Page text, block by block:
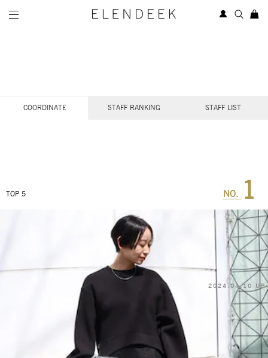
STAFF COORDINATE
COORDINATE STAFF RANKING STAFF LIST
TOP 5 NO. 1
2024.04.10 UP